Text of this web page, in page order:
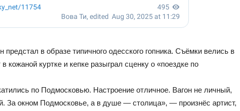
в образе типичного одесского гопника. Съёмки велись в
кожаной куртке и кепке разыграл сценку о «поездке по
по Подмосковью. Настроение отличное. Вагон не личный,
За окном Подмосковье, а в душе — столица», — произнёс артист,